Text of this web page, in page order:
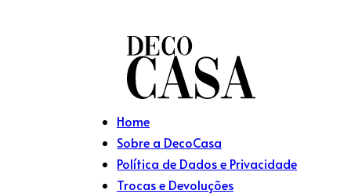
Home
Sobre a DecoCasa
Política de Dados e Privacidade
Trocas e Devoluções